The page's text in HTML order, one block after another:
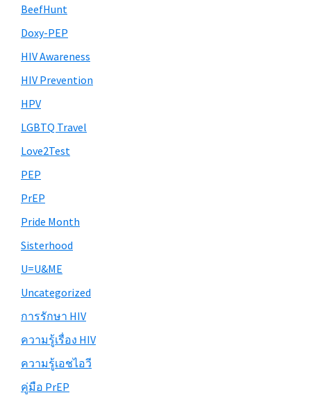
BeefHunt
Doxy-PEP
HIV Awareness
HIV Prevention
HPV
LGBTQ Travel
Love2Test
PEP
PrEP
Pride Month
Sisterhood
U=U&ME
Uncategorized
การรักษา HIV
ความรู้เรื่อง HIV
ความรู้เอชไอวี
คู่มือ PrEP